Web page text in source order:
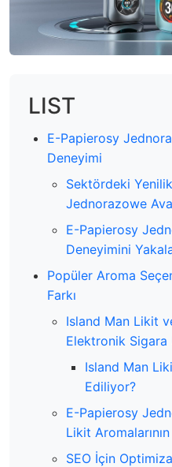
LIST
E-Papierosy
Deneyimi
Sektördeki
Jednorazowe
E-Papierosy
Deneyimini
Popüler Aroma
Farkı
Island Man Likit
Elektronik Sigara
Island Man
Ediliyor?
E-Papierosy
Likit Aromalarının
SEO İçin